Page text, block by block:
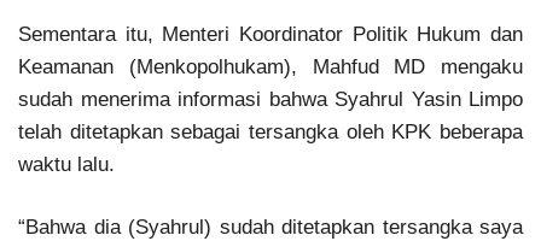
Sementara itu, Menteri Koordinator Politik Hukum dan
Keamanan (Menkopolhukam), Mahfud MD mengaku
sudah menerima informasi bahwa Syahrul Yasin Limpo
telah ditetapkan sebagai tersangka oleh KPK beberapa
waktu lalu.
“Bahwa dia (Syahrul) sudah ditetapkan tersangka saya